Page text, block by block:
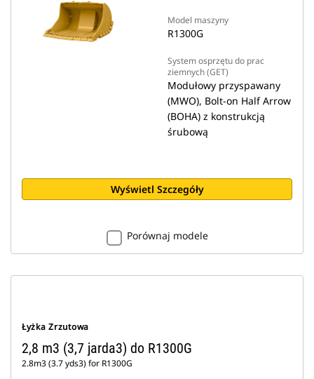
Model maszyny
R1300G
System osprzętu do prac
ziemnych (GET)
Modułowy przyspawany
(MWO), Bolt-on Half Arrow
(BOHA) z konstrukcją
śrubową
Wyświetl Szczegóły
Porównaj modele
Łyżka Zrzutowa
2,8 m3 (3,7 jarda3) do R1300G
2.8m3 (3.7 yds3) for R1300G